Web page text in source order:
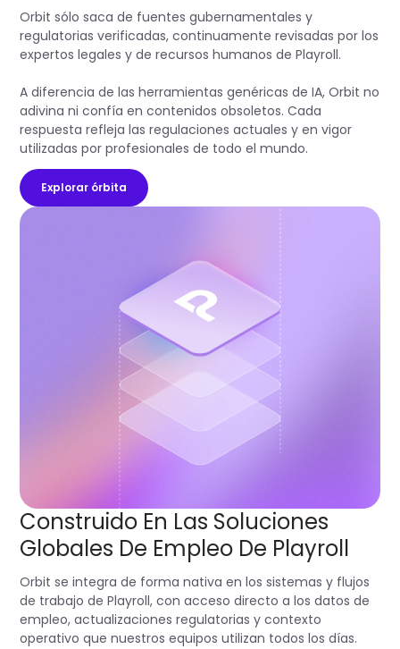
Orbit sólo saca de fuentes gubernamentales y
regulatorias verificadas, continuamente revisadas por los
expertos legales y de recursos humanos de Playroll.
A diferencia de las herramientas genéricas de IA, Orbit no
adivina ni confía en contenidos obsoletos. Cada
respuesta refleja las regulaciones actuales y en vigor
utilizadas por profesionales de todo el mundo.
Explorar órbita
Construido En Las Soluciones
Globales De Empleo De Playroll
Orbit se integra de forma nativa en los sistemas y flujos
de trabajo de Playroll, con acceso directo a los datos de
empleo, actualizaciones regulatorias y contexto
operativo que nuestros equipos utilizan todos los días.